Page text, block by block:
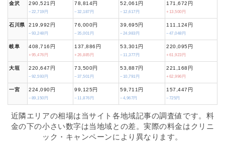
金沢 290,521円
−22,719円
78,814円
−32,187円
52,061円
−12,617円
171,672円
+13,500円
石川県 219,992円
−93,248円
76,000円
−35,001円
39,695円
−24,983円
111,124円
−47,048円
岐阜 408,716円
+95,476円
137,886円
+26,885円
53,301円
−11,377円
220,095円
+61,923円
大垣 220,647円
−92,593円
73,500円
−37,501円
53,887円
−10,791円
221,168円
+62,996円
一宮 224,090円
−89,150円
99,125円
−11,876円
59,711円
−4,967円
157,447円
−725円
近隣エリアの相場は当サイト各地域記事の調査値です。料
金の下の小さい数字は当地域との差。実際の料金はクリニ
ック・キャンペーンにより異なります。